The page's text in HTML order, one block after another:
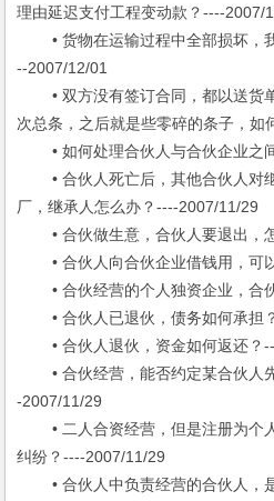
理由延迟支付工程变动款？----2007/
• 货物在运输过程中全部损坏，
--2007/12/01
• 双方没有签订合同，都以送货
次总条，之后就是些零碎的条子，如
• 如何处理合伙人与合伙企业之
• 合伙人死亡后，其他合伙人对
厂，继承人怎么办？----2007/11/29
• 合伙做生意，合伙人要退出，
• 合伙人向合伙企业借钱用，可
• 合伙经营的个人独资企业，合
• 合伙人已退伙，债务如何承担
• 合伙人退伙，资金如何返还？
• 合伙经营，能否约定某合伙人
-2007/11/29
• 二人合资经营，但是注册为个
纠纷？----2007/11/29
• 合伙人中负责经营的合伙人，